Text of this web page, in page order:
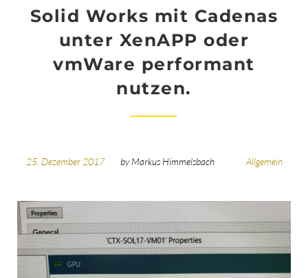
Solid Works mit Cadenas
unter XenAPP oder
vmWare performant
nutzen.
25. Dezember 2017 byMarkus Himmelsbach Allgemein